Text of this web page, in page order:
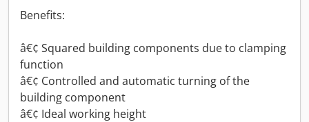
Benefits:
â€¢ Squared building components due to clamping
function
â€¢ Controlled and automatic turning of the
building component
â€¢ Ideal working height